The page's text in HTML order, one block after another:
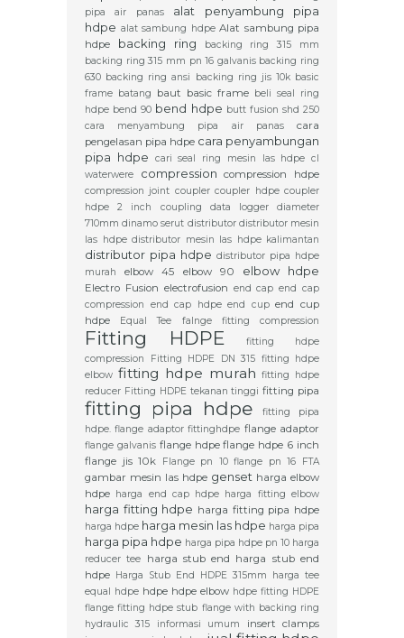
pipa air panas
alat penyambung pipa
hdpe alat sambung hdpe Alat sambung pipa
hdpe
backing ring
backing ring 315 mm
backing ring 315 mm pn 16 galvanis backing ring
630 backing ring ansi backing ring jis 10k basic
frame batang baut basic frame beli seal ring
hdpe bend 90 bend hdpe butt fusion shd 250
cara menyambung pipa air panas
cara
pengelasan pipa hdpe cara penyambungan
pipa hdpe
cari seal ring mesin las hdpe cl
waterwere
compression compression hdpe
compression joint coupler coupler hdpe coupler
hdpe 2 inch
coupling data logger
diameter
710mm dinamo serut distributor distributor mesin
las hdpe distributor mesin las hdpe kalimantan
distributor pipa hdpe distributor pipa hdpe
murah
elbow 45 elbow 90 elbow hdpe
Electro Fusion electrofusion end cap end cap
compression
end cap hdpe end cup end cup
hdpe
Equal Tee falnge fitting compression
Fitting HDPE
fitting hdpe
compression
Fitting HDPE DN 315 fitting hdpe
elbow fitting hdpe murah fitting hdpe
reducer Fitting HDPE tekanan tinggi fitting pipa
fitting pipa hdpe
fitting pipa
hdpe. flange adaptor fittinghdpe flange adaptor
flange galvanis flange hdpe flange hdpe 6 inch
flange jis 10k
Flange pn 10 flange pn 16 FTA
gambar mesin las hdpe genset harga elbow
hdpe harga end cap hdpe harga fitting elbow
harga fitting hdpe harga fitting pipa hdpe
harga hdpe harga mesin las hdpe harga pipa
harga pipa hdpe harga pipa hdpe pn 10 harga
reducer tee
harga stub end harga stub end
hdpe Harga Stub End HDPE 315mm
harga tee
equal hdpe hdpe hdpe elbow hdpe fitting HDPE
flange fitting hdpe stub flange with backing ring
hydraulic 315
informasi umum insert clamps